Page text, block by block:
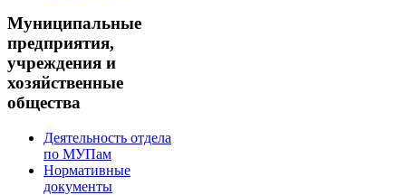
Муниципальные
предприятия,
учреждения и
хозяйственные
общества
Деятельность отдела
по МУПам
Нормативные
документы